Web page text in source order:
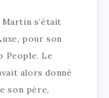
s’était
pour son
People. Le
alors donné
son père,